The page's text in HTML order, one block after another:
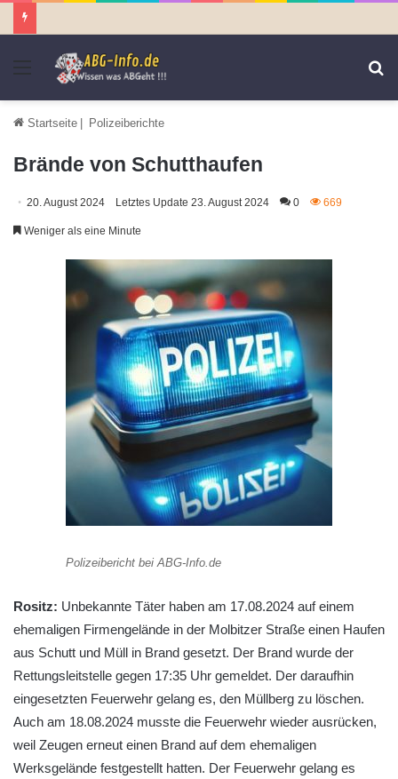
Menü
Startseite | Polizeiberichte
Brände von Schutthaufen
20. August 2024 Letztes Update 23. August 2024 0 669
Weniger als eine Minute
Polizeibericht bei ABG-Info.de
Rositz: Unbekannte Täter haben am 17.08.2024 auf einem
ehemaligen Firmengelände in der Molbitzer Straße einen Haufen
aus Schutt und Müll in Brand gesetzt. Der Brand wurde der
Rettungsleitstelle gegen 17:35 Uhr gemeldet. Der daraufhin
eingesetzten Feuerwehr gelang es, den Müllberg zu löschen.
Auch am 18.08.2024 musste die Feuerwehr wieder ausrücken,
weil Zeugen erneut einen Brand auf dem ehemaligen
Werksgelände festgestellt hatten. Der Feuerwehr gelang es